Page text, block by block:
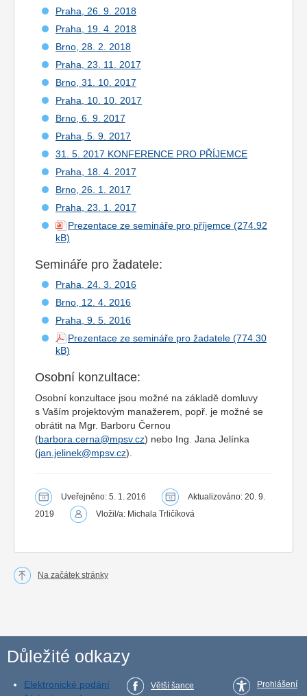
Praha, 26. 9. 2018
Praha, 19. 4. 2018
Brno, 28. 2. 2018
Praha, 23. 11. 2017
Brno, 31. 10. 2017
Praha, 10. 10. 2017
Brno, 6. 9. 2017
Praha, 5. 9. 2017
31. 5. 2017 KONFERENCE PRO PŘÍJEMCE
Praha, 18. 4. 2017
Brno, 26. 1. 2017
Praha, 23. 1. 2017
Prezentace ze semináře pro příjemce
Semináře pro žadatele:
Praha, 24. 3. 2016
Brno, 12. 4. 2016
Praha, 9. 5. 2016
Prezentace ze semináře pro žadatele
Osobní konzultace:
Osobní konzultace jsou možné na základě domluvy
s Vaším projektovým manažerem, popř. je možné se
obrátit na Mgr. Barboru Černou
(barbora.cerna@mpsv.cz) nebo Ing. Jana Jelínka
(jan.jelinek@mpsv.cz).
Uveřejněno: 5. 1. 2016
Aktualizováno: 20. 9.
2019
Vložil/a: Michala Trličíková
Na začátek stránky
Důležité odkazy
Elektronické podání
Větší šance
Prohlášení